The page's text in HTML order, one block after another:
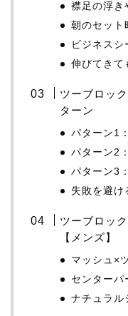
襟足の浮き
朝のセット
ビジネスシ
伸びてきて
ツーブロッ
ターン
パターン1
パターン2
パターン3
失敗を避け
ツーブロッ
【メンズ】
マッシュ×
センターパ
ナチュラル